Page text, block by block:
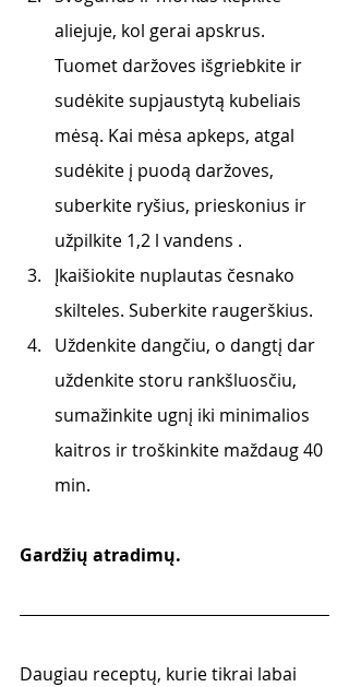
aliejuje, kol gerai apskrus.
Tuomet daržoves išgriebkite ir
sudėkite supjaustytą kubeliais
mėsą. Kai mėsa apkeps, atgal
sudėkite į puodą daržoves,
suberkite ryšius, prieskonius ir
užpilkite 1,2 l vandens .
Įkaišiokite nuplautas česnako
skilteles. Suberkite raugerškius.
Uždenkite dangčiu, o dangtį dar
uždenkite storu rankšluosčiu,
sumažinkite ugnį iki minimalios
kaitros ir troškinkite maždaug 40
min.
Gardžių atradimų.
Daugiau receptų, kurie tikrai labai